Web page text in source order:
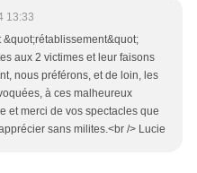
13:33
aux 2 victimes et leur faisons
nous préférons, et de loin, les
à ces malheureux
et merci de vos spectacles que
sans milites.<br /> Lucie